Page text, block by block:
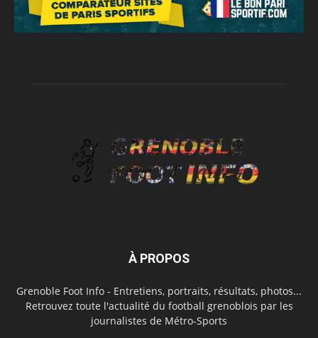
À PROPOS
Grenoble Foot Info - Entretiens, portraits, résultats, photos...
Retrouvez toute l'actualité du football grenoblois par les
journalistes de Métro-Sports